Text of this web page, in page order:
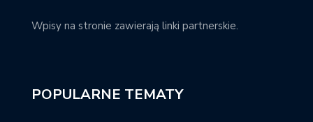
Wpisy na stronie zawierają linki partnerskie.
POPULARNE TEMATY